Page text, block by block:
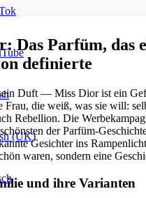
Das Parfüm, das
definierte
Duft — Miss Dior ist ein
Frau, die weiß, was sie will:
Rebellion. Die
der Parfüm-
Gesichter ins
waren, sondern eine
und ihre Varianten